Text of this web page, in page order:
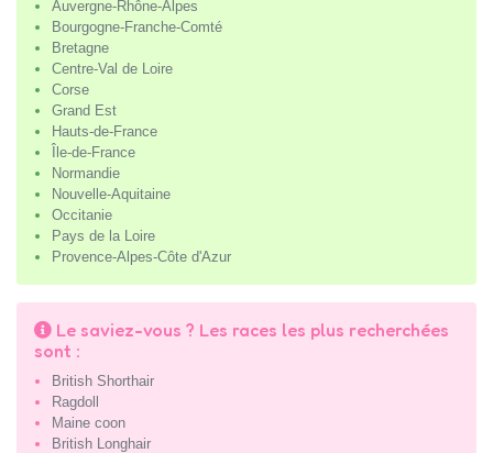
Auvergne-Rhône-Alpes
Bourgogne-Franche-Comté
Bretagne
Centre-Val de Loire
Corse
Grand Est
Hauts-de-France
Île-de-France
Normandie
Nouvelle-Aquitaine
Occitanie
Pays de la Loire
Provence-Alpes-Côte d'Azur
Le saviez-vous ? Les races les plus recherchées
sont :
British Shorthair
Ragdoll
Maine coon
British Longhair